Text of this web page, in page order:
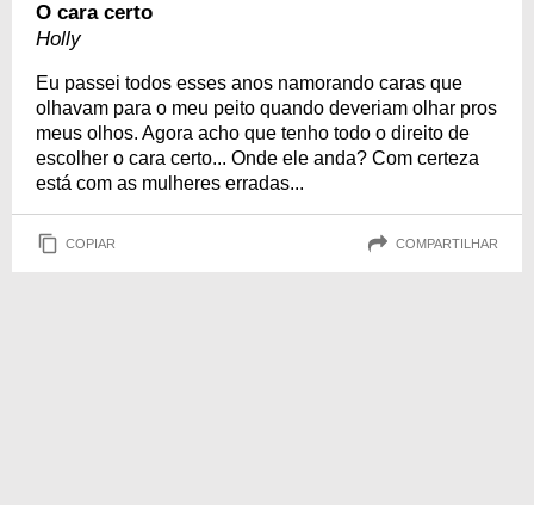
O cara certo
Holly
Eu passei todos esses anos namorando caras que
olhavam para o meu peito quando deveriam olhar pros
meus olhos. Agora acho que tenho todo o direito de
escolher o cara certo... Onde ele anda? Com certeza
está com as mulheres erradas...
COPIAR COMPARTILHAR